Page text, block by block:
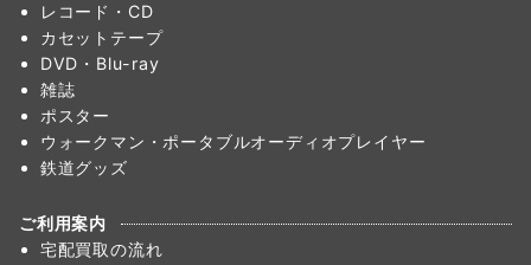
レコード・CD
カセットテープ
DVD・Blu-ray
雑誌
ポスター
ウォークマン・ポータブルオーディオプレイヤー
鉄道グッズ
ご利用案内
宅配買取の流れ